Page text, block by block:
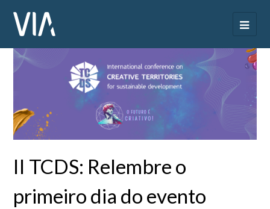
II TCDS: Relembre o
primeiro dia do evento